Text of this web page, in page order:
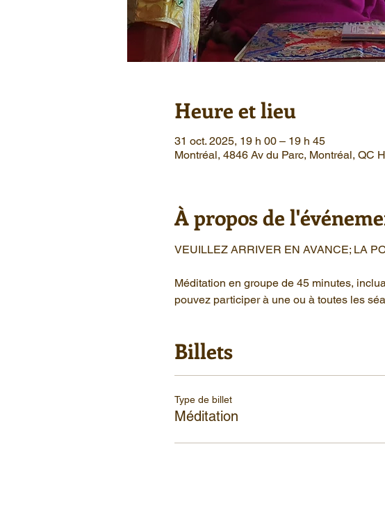
Heure et lieu
31 oct. 2025, 19 h 00 – 19 h 45
Montréal, 4846 Av du Parc, Montréal, QC
À propos de
VEUILLEZ ARRIVER EN AVANCE; LA
Méditation en groupe de 45 minutes,
pouvez participer à une ou à toutes les
Billets
Type de billet
Méditation